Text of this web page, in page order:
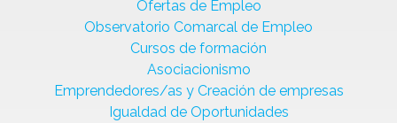
Ofertas de Empleo
Observatorio Comarcal de Empleo
Cursos de formación
Asociacionismo
Emprendedores/as y Creación de empresas
Igualdad de Oportunidades